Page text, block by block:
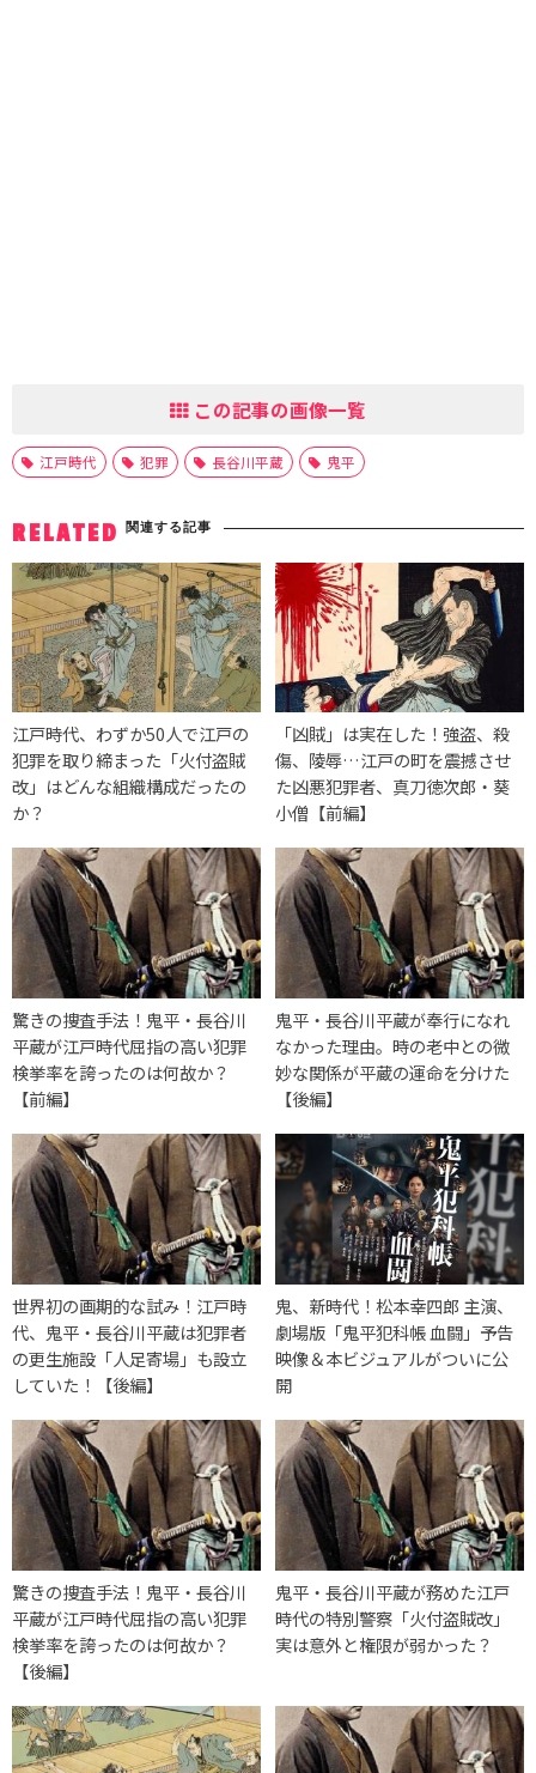
この記事の画像一覧
江戸時代 犯罪 長谷川平蔵 鬼平
RELATED 関連する記事
江戸時代、わずか50人で江戸の
犯罪を取り締まった「火付盗賊
改」はどんな組織構成だったの
か？
「凶賊」は実在した！強盗、殺
傷、陵辱…江戸の町を震撼させ
た凶悪犯罪者、真刀徳次郎・葵
小僧【前編】
驚きの捜査手法！鬼平・長谷川
平蔵が江戸時代屈指の高い犯罪
検挙率を誇ったのは何故か？
【前編】
鬼平・長谷川平蔵が奉行になれ
なかった理由。時の老中との微
妙な関係が平蔵の運命を分けた
【後編】
世界初の画期的な試み！江戸時
代、鬼平・長谷川平蔵は犯罪者
の更生施設「人足寄場」も設立
していた！【後編】
鬼、新時代！松本幸四郎 主演、
劇場版「鬼平犯科帳 血闘」予告
映像＆本ビジュアルがついに公
開
驚きの捜査手法！鬼平・長谷川
平蔵が江戸時代屈指の高い犯罪
検挙率を誇ったのは何故か？
【後編】
鬼平・長谷川平蔵が務めた江戸
時代の特別警察「火付盗賊改」
実は意外と権限が弱かった？